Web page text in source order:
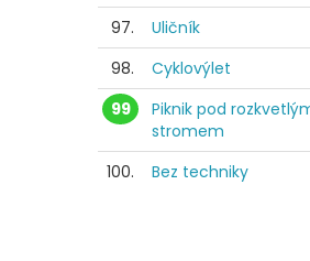
97.
Uličník
98.
Cyklovýlet
99
Piknik pod
stromem
100.
Bez techniky